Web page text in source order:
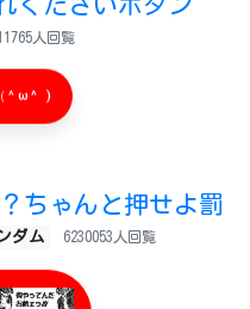
人回覧
^ω^ )
ちゃんと押せよ罰
ダム 6230053人回覧